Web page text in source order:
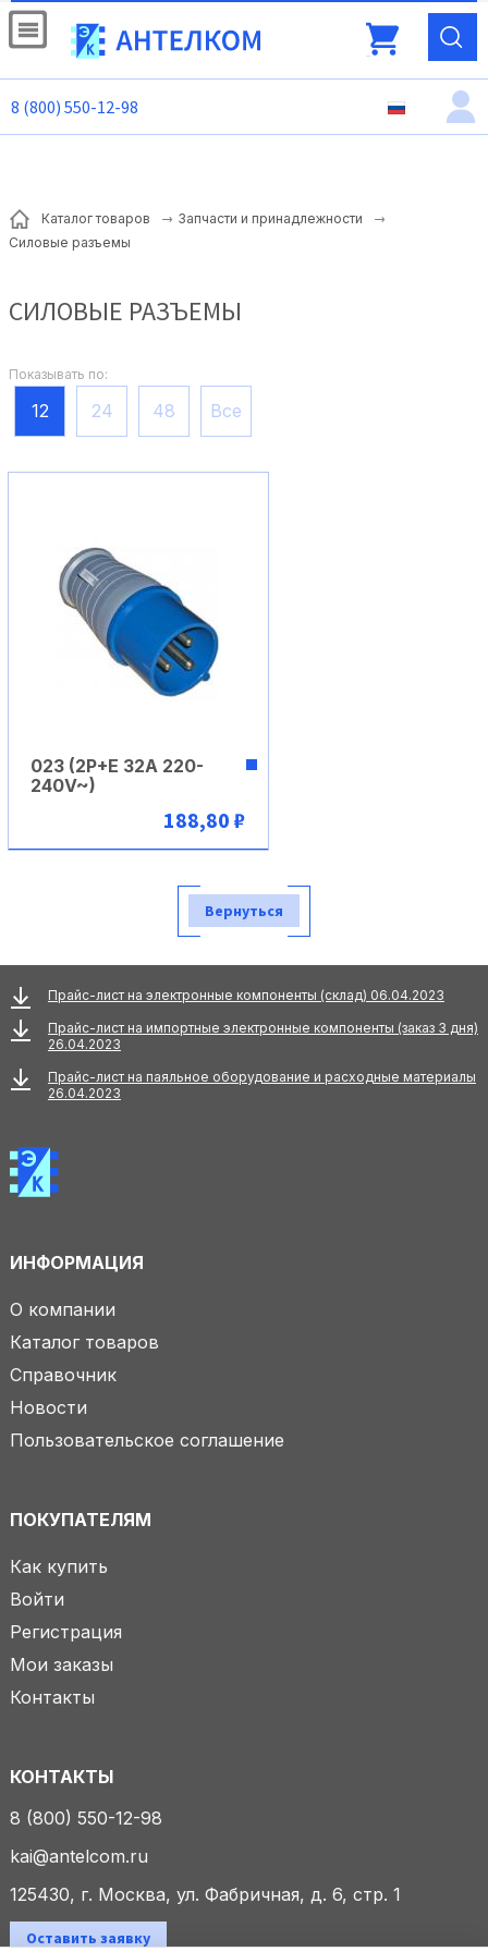
8 (800) 550-12-98
Каталог товаров
Запчасти и принадлежности
Силовые разъемы
СИЛОВЫЕ РАЗЪЕМЫ
Показывать по:
12 24 48 Все
023 (2P+E 32A 220-
240V~)
188,80 ₽
Вернуться
Прайс-лист на электронные компоненты (склад) 06.04.2023
Прайс-лист на импортные электронные компоненты (заказ 3 дня)
26.04.2023
Прайс-лист на паяльное оборудование и расходные материалы
26.04.2023
ИНФОРМАЦИЯ
О компании
Каталог товаров
Справочник
Новости
Пользовательское соглашение
ПОКУПАТЕЛЯМ
Как купить
Войти
Регистрация
Мои заказы
Контакты
КОНТАКТЫ
8 (800) 550-12-98
kai@antelcom.ru
125430, г. Москва, ул. Фабричная, д. 6, стр. 1
Оставить заявку